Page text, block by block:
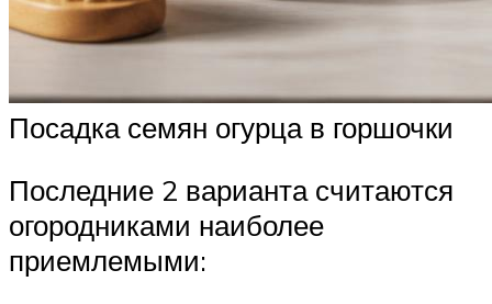
Посадка семян огурца в горшочки
Последние 2 варианта считаются
огородниками наиболее
приемлемыми: